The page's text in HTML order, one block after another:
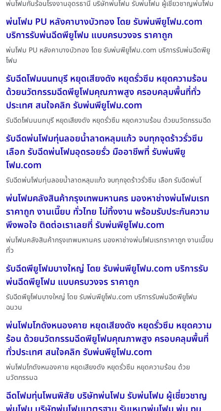
พ่นโฟมกันร้อนโรงงานอุดรธานี บริษัทพ่นโฟม รับพ่นโฟม ผู้เชี่ยวชาญพ่นโฟม
พ่นโฟม PU หลังคาบางบัวทอง โดย รับพ่นพียูโฟม.com
บริการรับพ่นฉีดพียูโฟม แบบครบวงจร ราคาถูก
พ่นโฟม PU หลังคาบางบัวทอง โดย รับพ่นพียูโฟม.com บริการรับพ่นฉีดพียู
โฟม
รับฉีดโฟมนนทบุรี หยุดเสียงดัง หยุดรั่วซึม หยุดความร้อน
ด้วยนวัตกรรมฉีดพียูโฟมคุณภาพสูง ครอบคลุมพื้นที่ทั่ว
ประเทศ สนใจคลิก รับพ่นพียูโฟม.com
รับฉีดโฟมนนทบุรี หยุดเสียงดัง หยุดรั่วซึม หยุดความร้อน ด้วยนวัตกรรมฉีด
รับฉีดพ่นโฟมทุ่นลอยน้ำลาดหลุมแก้ว จบทุกจุดร้าวรั่วซึม
เลือก รับฉีดพ่นโฟมอุดรอยรั่ว มืออาชีพที่ รับพ่นพียู
โฟม.com
รับฉีดพ่นโฟมทุ่นลอยน้ำลาดหลุมแก้ว จบทุกจุดร้าวรั่วซึม เลือก รับฉีดพ่นโ
พ่นโฟมคลังสินค้ากรุงเทพมหานคร มองหาช่างพ่นโฟมเรท
ราคาถูก งานเนี๊ยบ ทั่วไทย ไม่ทิ้งงาน พร้อมรับประกันความ
พึงพอใจ ติดต่อเราเลยที่ รับพ่นพียูโฟม.com
พ่นโฟมคลังสินค้ากรุงเทพมหานคร มองหาช่างพ่นโฟมเรทราคาถูก งานเนี๊ยบ
ทั่ว
รับฉีดพียูโฟมบางใหญ่ โดย รับพ่นพียูโฟม.com บริการรับ
พ่นฉีดพียูโฟม แบบครบวงจร ราคาถูก
รับฉีดพียูโฟมบางใหญ่ โดย รับพ่นพียูโฟม.com บริการรับพ่นฉีดพียูโฟม
ฉนวน
พ่นโฟมโกดังหนองคาย หยุดเสียงดัง หยุดรั่วซึม หยุดความ
ร้อน ด้วยนวัตกรรมฉีดพียูโฟมคุณภาพสูง ครอบคลุมพื้นที่
ทั่วประเทศ สนใจคลิก รับพ่นพียูโฟม.com
พ่นโฟมโกดังหนองคาย หยุดเสียงดัง หยุดรั่วซึม หยุดความร้อน ด้วย
นวัตกรรมฉ
ฉีดโฟมทุ่นโพนพิสัย บริษัทพ่นโฟม รับพ่นโฟม ผู้เชี่ยวชาญ